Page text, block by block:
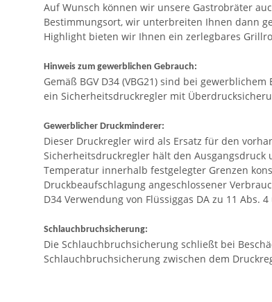
Auf Wunsch können wir unsere Gastrobräter
Bestimmungsort, wir unterbreiten Ihnen dann
Highlight bieten wir Ihnen ein zerlegbares
Hinweis zum gewerblichen Gebrauch:
Gemäß BGV D34 (VBG21) sind bei
ein Sicherheitsdruckregler mit
Gewerblicher Druckminderer:
Dieser Druckregler wird als Ersatz für den
Sicherheitsdruckregler hält den Ausgangsdruck
Temperatur innerhalb festgelegter Grenzen
Druckbeaufschlagung angeschlossener
D34 Verwendung von Flüssiggas DA zu 11 Abs.
Schlauchbruchsicherung:
Die Schlauchbruchsicherung schließt bei
Schlauchbruchsicherung zwischen dem